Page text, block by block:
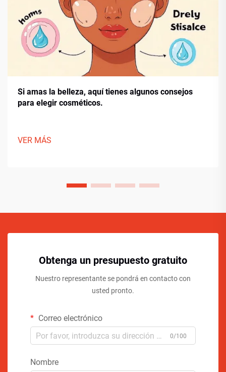
Si amas la belleza, aquí tienes algunos consejos
para elegir cosméticos.
VER MÁS
Obtenga un presupuesto gratuito
Nuestro representante se pondrá en contacto con
usted pronto.
Correo electrónico
0/100
Nombre